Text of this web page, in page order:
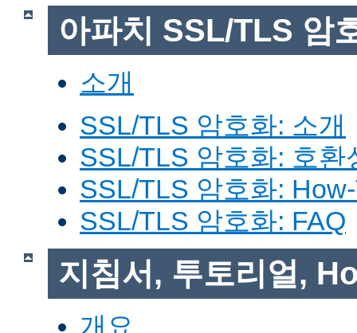
아파치 SSL/TLS 암
소개
SSL/TLS 암호화: 소개
SSL/TLS 암호화: 호환
SSL/TLS 암호화:
SSL/TLS 암호화: FAQ
지침서, 투토리얼,
개요